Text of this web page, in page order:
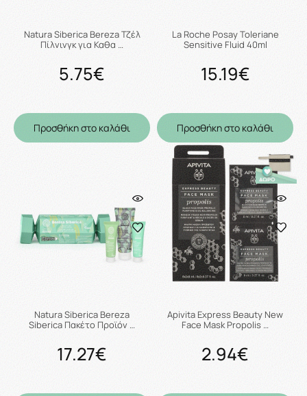
Natura Siberica Bereza Τζέλ
Πίλνινγκ για Καθα …
5.75€
Προσθήκη στο καλάθι
La Roche Posay Toleriane
Sensitive Fluid 40ml
15.19€
Προσθήκη στο καλάθι
Natura Siberica Bereza
Siberica Πακέτο Προϊόν …
17.27€
Apivita Express Beauty New
Face Mask Propolis …
2.94€